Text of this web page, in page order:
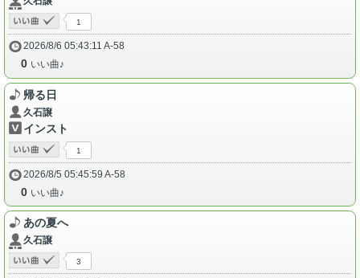
1
2026/8/6 05:43:11 A-58
0 いい曲♪
帰る日
久石譲
インスト
1
2026/8/5 05:45:59 A-58
0 いい曲♪
あの夏へ
久石譲
3